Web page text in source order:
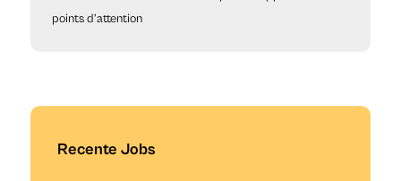
points d’attention
Recente Jobs